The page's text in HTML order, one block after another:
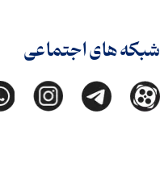
شبکه های اجتماعی